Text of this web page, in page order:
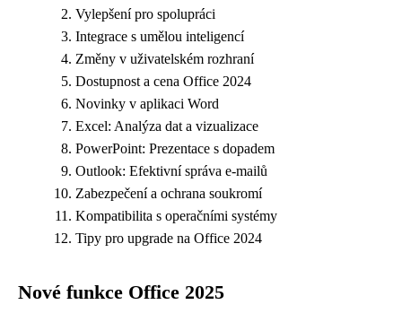
Vylepšení pro spolupráci
Integrace s umělou inteligencí
Změny v uživatelském rozhraní
Dostupnost a cena Office 2024
Novinky v aplikaci Word
Excel: Analýza dat a vizualizace
PowerPoint: Prezentace s dopadem
Outlook: Efektivní správa e-mailů
Zabezpečení a ochrana soukromí
Kompatibilita s operačními systémy
Tipy pro upgrade na Office 2024
Nové funkce Office 2025